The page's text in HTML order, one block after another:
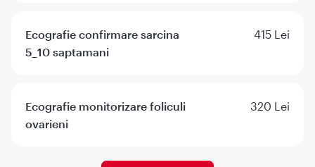
Ecografie confirmare sarcina
5_10 saptamani
415 Lei
Ecografie monitorizare foliculi
ovarieni
320 Lei